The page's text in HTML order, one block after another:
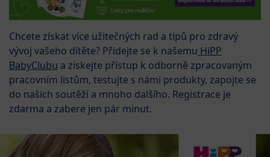
Chcete získat více užitečných rad a tipů pro zdravý
vývoj vašeho dítěte? Přidejte se k našemu HiPP
BabyClubu a získejte přístup k odborně zpracovaným
pracovním listům, testujte s námi produkty, zapojte se
do našich soutěží a mnoho dalšího. Registrace je
zdarma a zabere jen pár minut.